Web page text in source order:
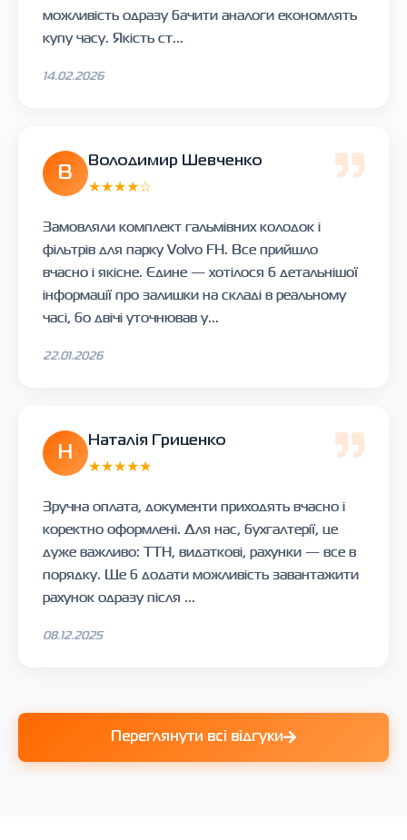
можливість одразу бачити аналоги економлять
купу часу. Якість ст...
14.02.2026
В
Володимир Шевченко
★★★★☆
Замовляли комплект гальмівних колодок і
фільтрів для парку Volvo FH. Все прийшло
вчасно і якісне. Єдине — хотілося б детальнішої
інформації про залишки на складі в реальному
часі, бо двічі уточнював у...
22.01.2026
Н
Наталія Гриценко
★★★★★
Зручна оплата, документи приходять вчасно і
коректно оформлені. Для нас, бухгалтерії, це
дуже важливо: ТТН, видаткові, рахунки — все в
порядку. Ще б додати можливість завантажити
рахунок одразу після ...
08.12.2025
Переглянути всі відгуки